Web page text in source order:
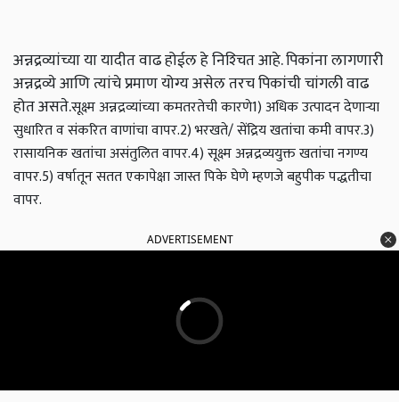
अन्नद्रव्यांच्या या यादीत वाढ होईल हे निश्‍चित आहे. पिकांना लागणारी
अन्नद्रव्ये आणि त्यांचे प्रमाण योग्य असेल तरच पिकांची चांगली वाढ
होत असते.सूक्ष्म अन्नद्रव्यांच्या कमतरतेची कारणे1) अधिक उत्पादन देणाऱ्या
सुधारित व संकरित वाणांचा वापर.2) भरखते/ सेंद्रिय खतांचा कमी वापर.3)
रासायनिक खतांचा असंतुलित वापर.4) सूक्ष्म अन्नद्रव्ययुक्त खतांचा नगण्य
वापर.5) वर्षातून सतत एकापेक्षा जास्त पिके घेणे म्हणजे बहुपीक पद्धतीचा
वापर.
ADVERTISEMENT